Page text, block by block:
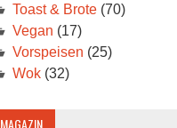
Toast & Brote(70)
Vegan (17)
Vorspeisen (25)
Wok(32)